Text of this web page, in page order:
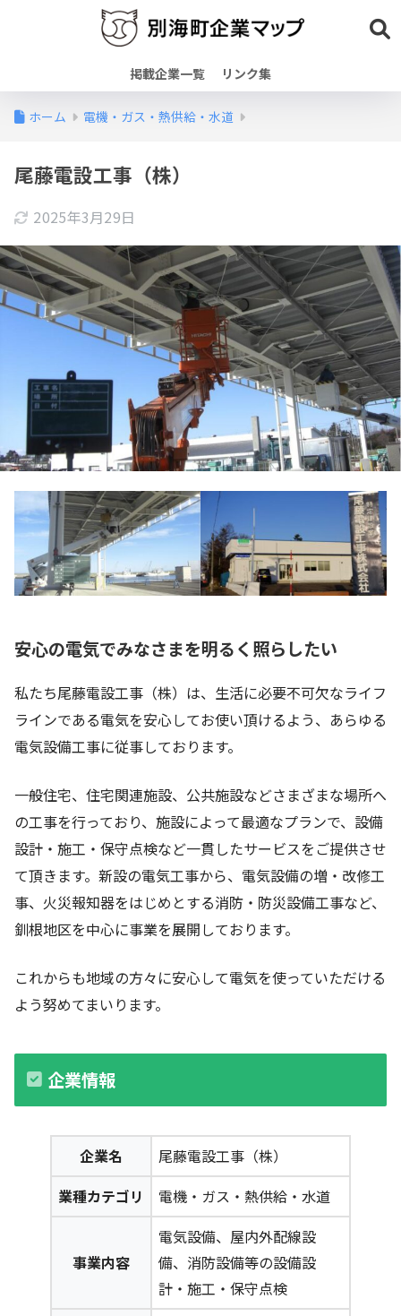
掲載企業一覧 リンク集
ホーム 電機・ガス・熱供給・水道
尾藤電設工事（株）
2025年3月29日
安心の電気でみなさまを明るく照らしたい
私たち尾藤電設工事（株）は、生活に必要不可欠なライフ
ラインである電気を安心してお使い頂けるよう、あらゆる
電気設備工事に従事しております。
一般住宅、住宅関連施設、公共施設などさまざまな場所へ
の工事を行っており、施設によって最適なプランで、設備
設計・施工・保守点検など一貫したサービスをご提供させ
て頂きます。新設の電気工事から、電気設備の増・改修工
事、火災報知器をはじめとする消防・防災設備工事など、
釧根地区を中心に事業を展開しております。
これからも地域の方々に安心して電気を使っていただける
よう努めてまいります。
企業情報
企業名
尾藤電設工事（株）
業種カテゴリ
電機・ガス・熱供給・水道
事業内容
電気設備、屋内外配線設
備、消防設備等の設備設
計・施工・保守点検